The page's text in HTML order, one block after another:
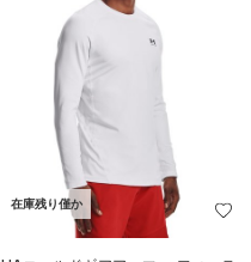
在庫残り僅か